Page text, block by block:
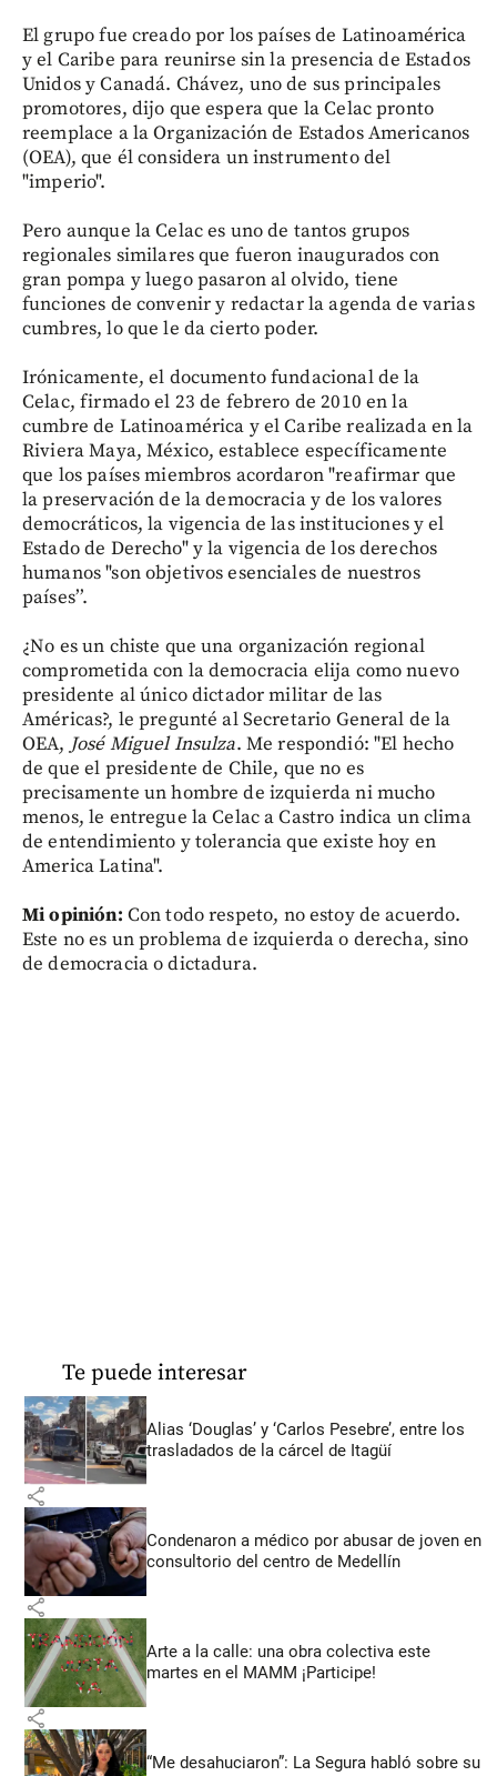
El grupo fue creado por los países de Latinoamérica
y el Caribe para reunirse sin la presencia de Estados
Unidos y Canadá. Chávez, uno de sus principales
promotores, dijo que espera que la Celac pronto
reemplace a la Organización de Estados Americanos
(OEA), que él considera un instrumento del
"imperio".
Pero aunque la Celac es uno de tantos grupos
regionales similares que fueron inaugurados con
gran pompa y luego pasaron al olvido, tiene
funciones de convenir y redactar la agenda de varias
cumbres, lo que le da cierto poder.
Irónicamente, el documento fundacional de la
Celac, firmado el 23 de febrero de 2010 en la
cumbre de Latinoamérica y el Caribe realizada en la
Riviera Maya, México, establece específicamente
que los países miembros acordaron "reafirmar que
la preservación de la democracia y de los valores
democráticos, la vigencia de las instituciones y el
Estado de Derecho" y la vigencia de los derechos
humanos "son objetivos esenciales de nuestros
países’’.
¿No es un chiste que una organización regional
comprometida con la democracia elija como nuevo
presidente al único dictador militar de las
Américas?, le pregunté al Secretario General de la
OEA, José Miguel Insulza. Me respondió: "El hecho
de que el presidente de Chile, que no es
precisamente un hombre de izquierda ni mucho
menos, le entregue la Celac a Castro indica un clima
de entendimiento y tolerancia que existe hoy en
America Latina".
Mi opinión: Con todo respeto, no estoy de acuerdo.
Este no es un problema de izquierda o derecha, sino
de democracia o dictadura.
Te puede interesar
Alias ‘Douglas’ y ‘Carlos Pesebre’, entre los
trasladados de la cárcel de Itagüí
share
Condenaron a médico por abusar de joven en
consultorio del centro de Medellín
share
Arte a la calle: una obra colectiva este
martes en el MAMM ¡Participe!
share
“Me desahuciaron”: La Segura habló sobre su